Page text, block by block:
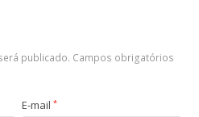
publicado. Campos obrigatórios
E-mail*